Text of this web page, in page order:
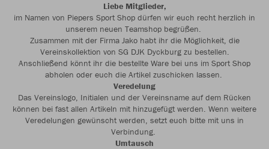
Liebe Mitglieder,
im Namen von Piepers Sport Shop dürfen wir euch recht herzlich in
unserem neuen Teamshop begrüßen.
Zusammen mit der Firma Jako habt ihr die Möglichkeit, die
Vereinskollektion von SG DJK Dyckburg zu bestellen.
Anschließend könnt ihr die bestellte Ware bei uns im Sport Shop
abholen oder euch die Artikel zuschicken lassen.
Veredelung
Das Vereinslogo, Initialen und der Vereinsname auf dem Rücken
können bei fast allen Artikeln mit hinzugefügt werden. Wenn weitere
Veredelungen gewünscht werden, setzt euch bitte mit uns in
Verbindung.
Umtausch